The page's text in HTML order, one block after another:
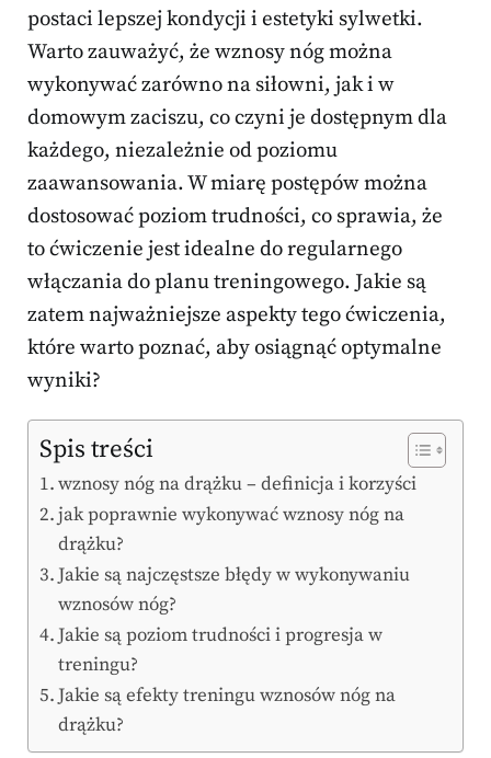
postaci lepszej kondycji i estetyki sylwetki.
Warto zauważyć, że wznosy nóg można
wykonywać zarówno na siłowni, jak i w
domowym zaciszu, co czyni je dostępnym dla
każdego, niezależnie od poziomu
zaawansowania. W miarę postępów można
dostosować poziom trudności, co sprawia, że
to ćwiczenie jest idealne do regularnego
włączania do planu treningowego. Jakie są
zatem najważniejsze aspekty tego ćwiczenia,
które warto poznać, aby osiągnąć optymalne
wyniki?
Spis treści
wznosy nóg na drążku – definicja i korzyści
jak poprawnie wykonywać wznosy nóg na
drążku?
Jakie są najczęstsze błędy w wykonywaniu
wznosów nóg?
Jakie są poziom trudności i progresja w
treningu?
Jakie są efekty treningu wznosów nóg na
drążku?